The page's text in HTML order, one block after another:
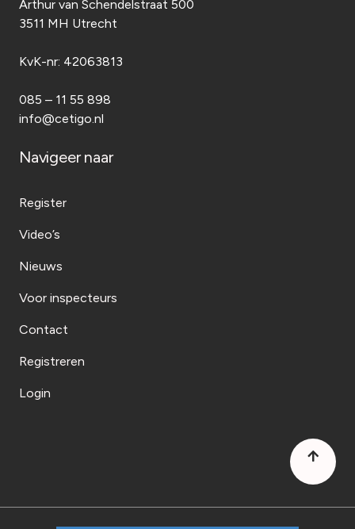
Arthur van Schendelstraat 500
3511 MH Utrecht
KvK-nr: 42063813
085 – 11 55 898
info@cetigo.nl
Navigeer naar
Register
Video’s
Nieuws
Voor inspecteurs
Contact
Registreren
Login